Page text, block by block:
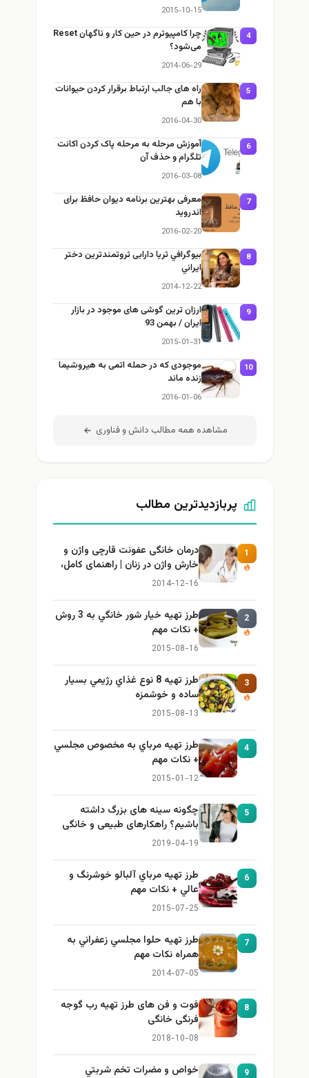
2015-10-15
4
چرا كامپيوترم در حين كار و ناگهان Reset
می‌شود؟
2014-06-29
5
راه های جالب ارتباط برقرار کردن حیوانات
با هم
2016-04-30
6
آموزش مرحله به مرحله پاک کردن اکانت
تلگرام و حذف آن
2016-03-08
7
معرفی بهترین برنامه دیوان حافظ برای
اندروید
2016-02-20
8
بيوگرافي ثریا دارابی ثروتمندترين دختر
ايراني
2014-12-22
9
ارزان ترين گوشی‌ های موجود در بازار
ايران / بهمن 93
2015-01-31
10
موجودی که در حمله اتمی به هیروشیما
زنده ماند
2016-01-06
مشاهده همه مطالب دانش و فناوری
پربازدیدترین مطالب
1
درمان خانگی عفونت قارچی واژن و
خارش واژن در زنان | راهنمای کامل،
ایمن و کاربردی
2014-12-16
2
طرز تهيه خیار شور خانگي به 3 روش
+ نكات مهم
2015-08-16
3
طرز تهيه 8 نوع غذاي رژيمي بسيار
ساده و خوشمزه
2015-08-13
4
طرز تهيه مرباي به مخصوص مجلسي
+ نكات مهم
2015-01-12
5
چگونه سینه های بزرگ داشته
باشیم؟ راهکارهای طبیعی و خانگی
برای بزرگ کردن سینه
2019-04-19
6
طرز تهيه مرباي آلبالو خوشرنگ و
عالي + نكات مهم
2015-07-25
7
طرز تهيه حلوا مجلسي زعفراني به
همراه نكات مهم
2014-07-05
8
فوت و فن های طرز تهیه رب گوجه
فرنگی خانگی
2018-10-08
9 خواص و مضرات تخم شربتي